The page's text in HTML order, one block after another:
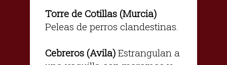
Torre de Cotillas (Murcia)
Peleas de perros clandestinas.
Cebreros (Avila) Estrangulan a